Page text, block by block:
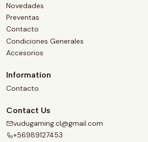
Novedades
Preventas
Contacto
Condiciones Generales
Accesorios
Information
Contacto
Contact Us
vudugaming.cl@gmail.com
+56989127453